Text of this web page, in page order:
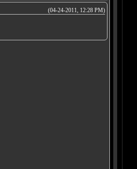
(04-24-2011, 12:28 PM)